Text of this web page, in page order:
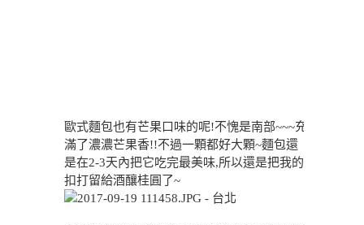
歐式麵包也有芒果口味的呢!不愧是南部~~~充
滿了濃濃芒果香!!不過一顆都好大顆~麵包還
是在2-3天內把它吃完最美味,所以還是把我的
扣打留給酒釀桂圓了~